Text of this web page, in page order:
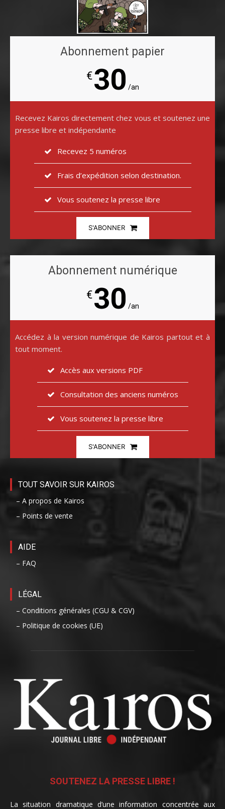
Abonnement papier
€30 /an
Recevez Kairos directement chez vous et soutenez une
presse libre et indépendante
Recevez 5 numéros
Frais d’expédition selon destination.
Vous soutenez la presse libre
S'ABONNER
Abonnement numérique
€30 /an
Accédez à la version numérique de Kairos partout et à
tout moment.
Accès aux versions PDF
Consultation des anciens numéros
Vous soutenez la presse libre
S'ABONNER
TOUT SAVOIR SUR KAIROS
– A propos de Kairos
– Points de vente
AIDE
– FAQ
LÉGAL
– Conditions générales (CGU & CGV)
– Politique de cookies (UE)
SOUTENEZ LA PRESSE LIBRE !
La situation dramatique d’une information concentrée aux